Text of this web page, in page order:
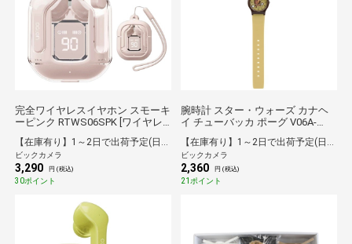
完全ワイヤレスイヤホン スモーキ
ーピンク RTWS06SPK [ワイヤレ
ス(左右分離) /カナル型 /Bluetooth
対応]
【在庫有り】1～2日で出荷予定(日付指定可)
ビックカメラ
3,290 円 (税込)
30ポイント
腕時計 スター・ウォーズ カナヘ
イ チューバッカ ポーグ V06A-
【在庫有り】1～2日で出荷予定(日付指定可)
ビックカメラ
2,360 円 (税込)
21ポイント